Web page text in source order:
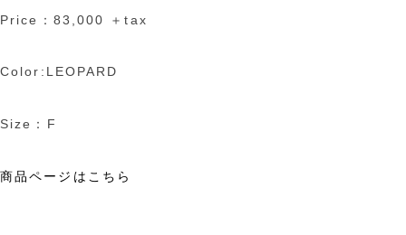
Price：83,000 ＋tax
Color:LEOPARD
Size：F
商品ページはこちら